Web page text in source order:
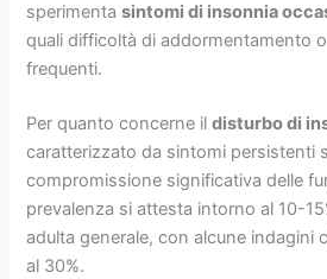
sperimentasintomi di insonnia
quali difficoltà di addormentamento
frequenti.
Per quanto concerne ildisturbo di
caratterizzato da sintomi persistenti
compromissione significativa delle
prevalenza si attesta intorno al 10-
adulta generale, con alcune indagini
al 30%.